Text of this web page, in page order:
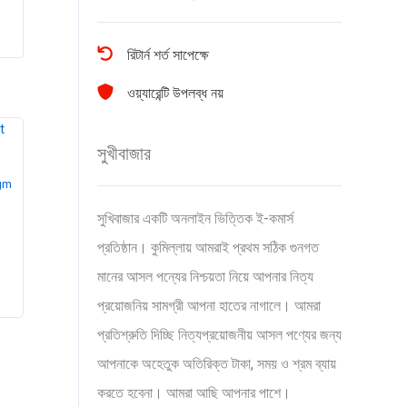
রিটার্ন শর্ত সাপেক্ষে
ওয়্যারেন্টি উপলব্ধ নয়
সুখীবাজার
সুখিবাজার একটি অনলাইন ভিত্তিক ই-কমার্স
প্রতিষ্ঠান। কুমিল্লায় আমরাই প্রথম সঠিক গুনগত
মানের আসল পন্যের নিশ্চয়তা নিয়ে আপনার নিত্য
প্রয়োজনিয় সামগ্রী আপনা হাতের নাগালে। আমরা
প্রতিশ্রুতি দিচ্ছি নিত্যপ্রয়োজনীয় আসল পণ্যের জন্য
আপনাকে অহেতুক অতিরিক্ত টাকা, সময় ও শ্রম ব্যায়
করতে হবেনা। আমরা আছি আপনার পাশে।